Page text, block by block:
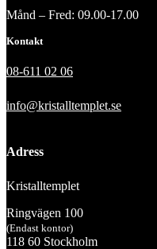
Månd – Fred: 09.00-17.00
Kontakt
08-611 02 06
info@kristalltemplet.se
Adress
Kristalltemplet
Ringvägen 100
(Endast kontor)
118 60 Stockholm